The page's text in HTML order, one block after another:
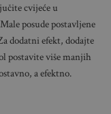
cvijeće u
posude postavljene
dodatni efekt, dodajte
postavite više manjih
a efektno.